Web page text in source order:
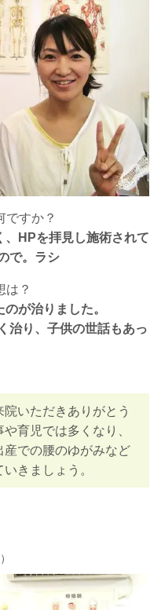
ですか？
HPを拝見し施術されて
で。ラシ
は？
が治りました。
治り、子供の世話もあっ
いただきありがとう
育児では多くなり、
産での腰のゆがみなど
きましょう。